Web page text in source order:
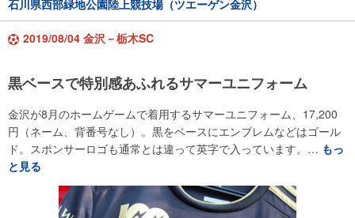
石川県西部緑地公園陸上競技場（ツエーゲン金沢）
2019/08/04 金沢－栃木SC
黒ベースで特別感あふれるサマーユニフォーム
金沢が8月のホームゲームで着用するサマーユニフォーム、17,200
円（ネーム、背番号なし）。黒をベースにエンブレムなどはゴール
ド。スポンサーロゴも通常とは違って英字で入っています。… もっ
と見る